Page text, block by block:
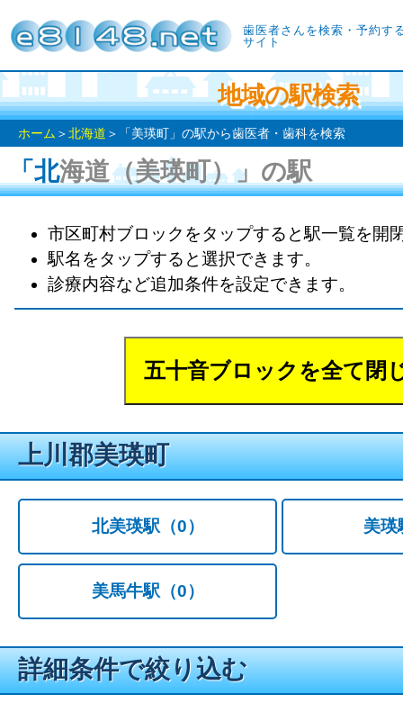
歯医者さんを検索・予約す
サイト
地域の駅検索
ホーム ＞北海道 ＞「美瑛町」の駅から歯医者・歯科を検索
「北海道（美瑛町）」の駅
市区町村ブロックをタップすると駅一覧を開
駅名をタップすると選択できます。
診療内容など追加条件を設定できます。
上川郡美瑛町
北美瑛駅 （0） 美瑛
美馬牛駅 （0）
詳細条件で絞り込む